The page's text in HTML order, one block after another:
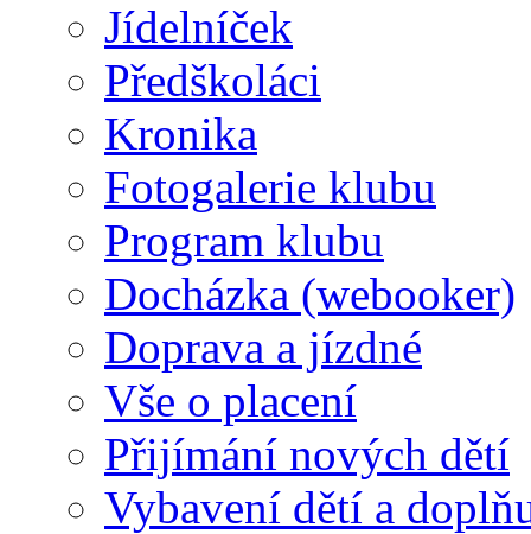
Jídelníček
Předškoláci
Kronika
Fotogalerie klubu
Program klubu
Docházka (webooker)
Doprava a jízdné
Vše o placení
Přijímání nových dětí
Vybavení dětí a